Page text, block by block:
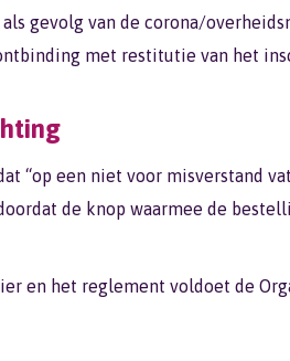
gevolg van de corona/
met restitutie van het
“op een niet voor misverstand
de knop waarmee de
en het reglement voldoet de